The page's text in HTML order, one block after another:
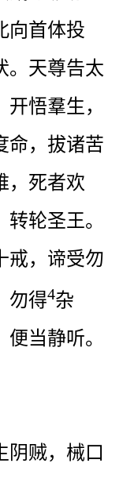
向首体投
。天尊告太
悟羣生，
命，拔诸苦
，死者欢
轮圣王。
戒，谛受勿
勿得4杂
当静听。
阴贼，械口